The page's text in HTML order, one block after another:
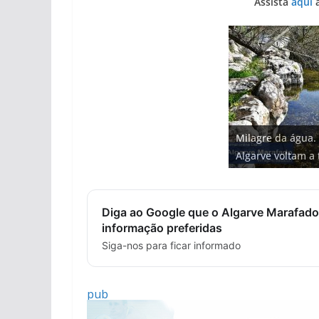
Tapas do mar a
gastronómica
Foto do dia: uma
entre redes e
Milagre da
Algarve voltam a
Projeto
milhões de
hotéis (com
Tempestades
arribas em risco
Diga ao Google que o Algarve
informação preferidas
Siga-nos para ficar informado
pub